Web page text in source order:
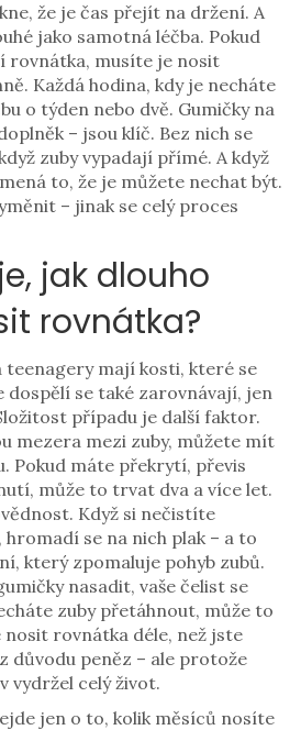
že je čas přejít na držení. A
jako samotná léčba. Pokud
rovnátka, musíte je nosit
Každá hodina, kdy je necháte
o týden nebo dvě. Gumičky na
– jsou klíč. Bez nich se
zuby vypadají přímé. A když
to, že je můžete nechat být.
– jinak se celý proces
jak dlouho
rovnátka?
teenagery mají kosti, které se
dospělí se také zarovnávají, jen
případu je další faktor.
mezera mezi zuby, můžete mít
Pokud máte překrytí, převis
může to trvat dva a více let.
Když si nečistíte
se na nich plak – a to
který zpomaluje pohyb zubů.
nasadit, vaše čelist se
zuby přetáhnout, může to
nosit rovnátka déle, než jste
důvodu peněz – ale protože
vydržel celý život.
jen o to, kolik měsíců nosíte